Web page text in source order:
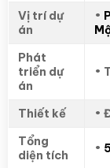
Vị trí dự
án
•
Phát
triển dự
án
•
Thiết kế •
Tổng
diện tích
•